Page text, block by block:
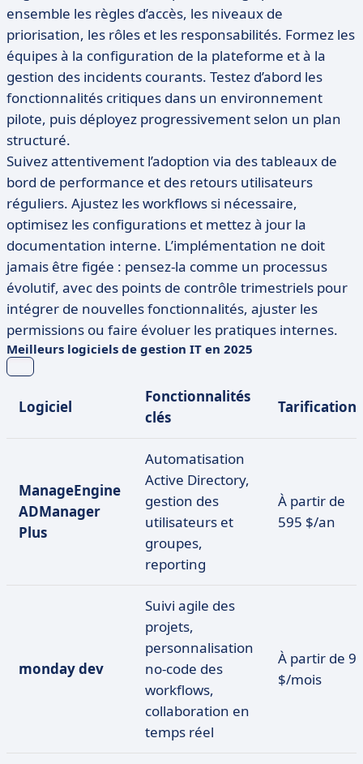
ensemble les règles d’accès, les niveaux de
priorisation, les rôles et les responsabilités. Formez les
équipes à la configuration de la plateforme et à la
gestion des incidents courants. Testez d’abord les
fonctionnalités critiques dans un environnement
pilote, puis déployez progressivement selon un plan
structuré.
Suivez attentivement l’adoption via des tableaux de
bord de performance et des retours utilisateurs
réguliers. Ajustez les workflows si nécessaire,
optimisez les configurations et mettez à jour la
documentation interne. L’implémentation ne doit
jamais être figée : pensez-la comme un processus
évolutif, avec des points de contrôle trimestriels pour
intégrer de nouvelles fonctionnalités, ajuster les
permissions ou faire évoluer les pratiques internes.
Meilleurs logiciels de gestion IT en 2025
Logiciel
Fonctionnalités
clés
Tarification
ManageEngine
ADManager
Plus
Automatisation
Active Directory,
gestion des
utilisateurs et
groupes,
reporting
À partir de
595 $/an
monday dev
Suivi agile des
projets,
personnalisation
no-code des
workflows,
collaboration en
temps réel
À partir de 9
$/mois